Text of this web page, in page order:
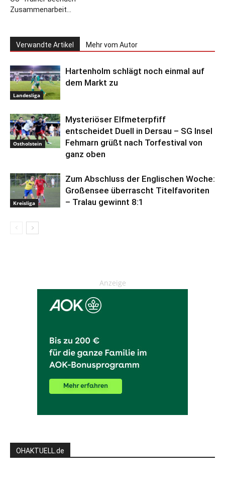
Zusammenarbeit…
Verwandte Artikel Mehr vom Autor
Landesliga
Hartenholm schlägt noch einmal auf
dem Markt zu
Ostholstein
Mysteriöser Elfmeterpfiff
entscheidet Duell in Dersau – SG Insel
Fehmarn grüßt nach Torfestival von
ganz oben
Kreisliga
Zum Abschluss der Englischen Woche:
Großensee überrascht Titelfavoriten
– Tralau gewinnt 8:1
Anzeige
OHAKTUELL.de